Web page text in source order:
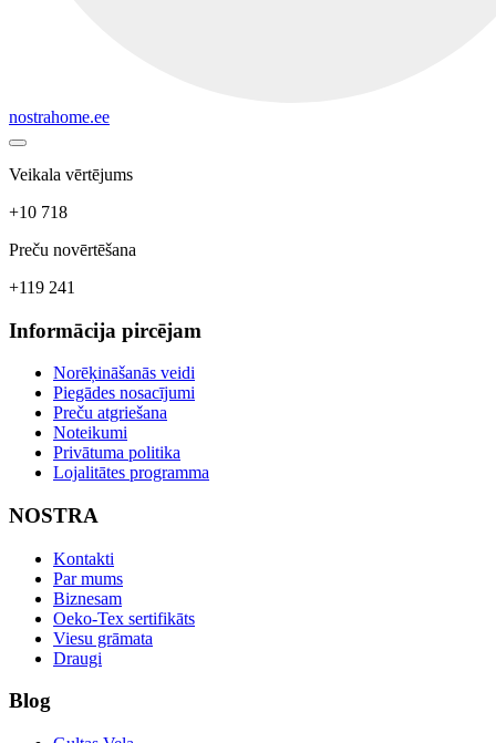
nostrahome.ee
Veikala vērtējums
+10 718
Preču novērtēšana
+119 241
Informācija pircējam
Norēķināšanās veidi
Piegādes nosacījumi
Preču atgriešana
Noteikumi
Privātuma politika
Lojalitātes programma
NOSTRA
Kontakti
Par mums
Biznesam
Oeko-Tex sertifikāts
Viesu grāmata
Draugi
Blog